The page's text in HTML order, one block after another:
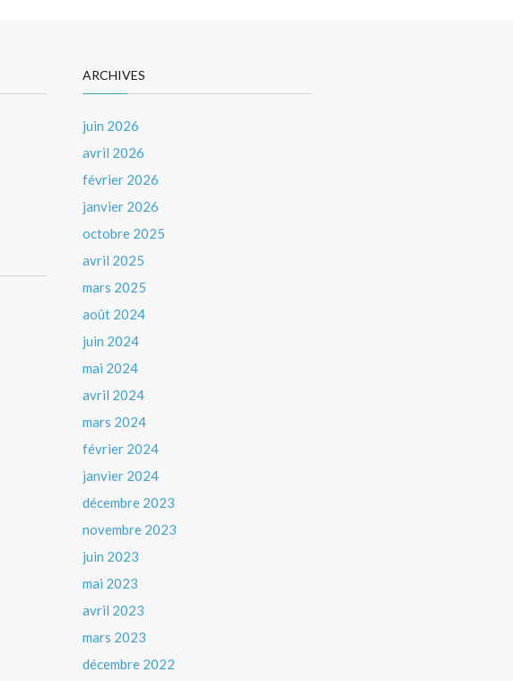
ARCHIVES
juin 2026
avril 2026
février 2026
janvier 2026
octobre 2025
avril 2025
mars 2025
août 2024
juin 2024
mai 2024
avril 2024
mars 2024
février 2024
janvier 2024
décembre 2023
novembre 2023
juin 2023
mai 2023
avril 2023
mars 2023
décembre 2022